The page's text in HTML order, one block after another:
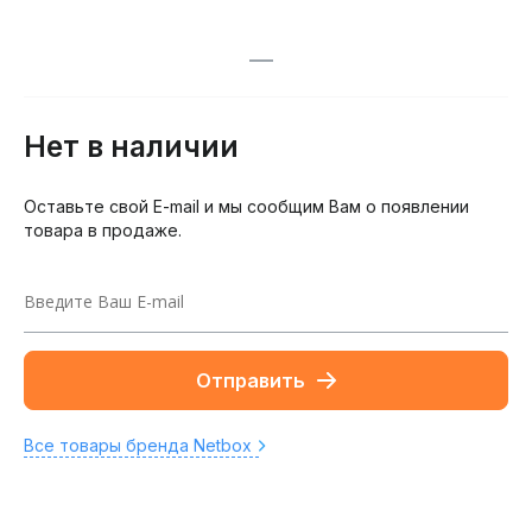
Нет в наличии
Оставьте свой E-mail и мы сообщим Вам о появлении
товара в продаже.
Отправить
Все товары бренда Netbox